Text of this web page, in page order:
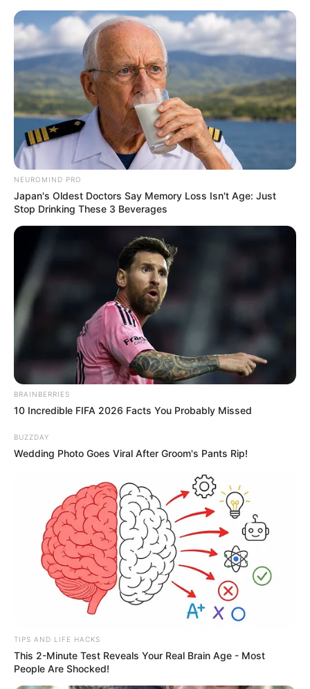
Concurso > > Prefeitura
Concurso público cria 1.169 vagas
para Agentes de Saúde em Ponta
NEUROMIND PRO
Japan's Oldest Doctors Say Memory Loss Isn't Age: Just
Stop Drinking These 3 Beverages
BRAINBERRIES
10 Incredible FIFA 2026 Facts You Probably Missed
BUZZDAY
Wedding Photo Goes Viral After Groom's Pants Rip!
TIPS AND LIFE HACKS
This 2-Minute Test Reveals Your Real Brain Age - Most
People Are Shocked!